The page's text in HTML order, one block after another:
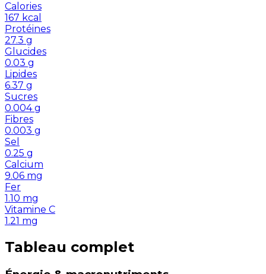
Calories
167 kcal
Protéines
27.3 g
Glucides
0.03 g
Lipides
6.37 g
Sucres
0.004 g
Fibres
0.003 g
Sel
0.25 g
Calcium
9.06 mg
Fer
1.10 mg
Vitamine C
1.21 mg
Tableau complet